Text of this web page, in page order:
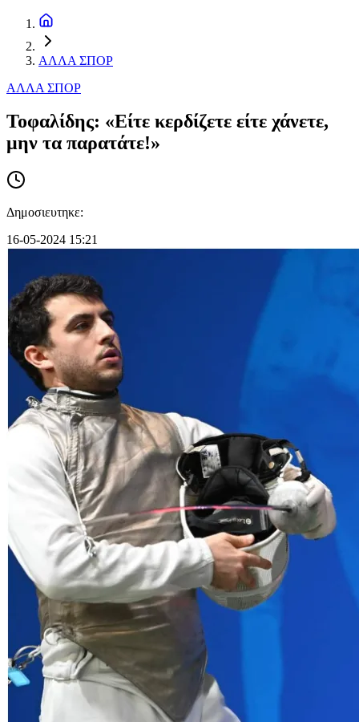
ΑΛΛΑ ΣΠΟΡ
ΑΛΛΑ ΣΠΟΡ
Τοφαλίδης: «Είτε κερδίζετε είτε χάνετε,
μην τα παρατάτε!»
Δημοσιευτηκε:
16-05-2024 15:21